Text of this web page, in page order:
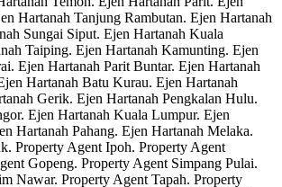
Hartanah Tanjung Rambutan. Ejen Hartanah
Sungai Siput. Ejen Hartanah Kuala
Taiping. Ejen Hartanah Kamunting. Ejen
Ejen Hartanah Parit Buntar. Ejen Hartanah
Hartanah Batu Kurau. Ejen Hartanah
Gerik. Ejen Hartanah Pengkalan Hulu.
Ejen Hartanah Kuala Lumpur. Ejen
Hartanah Pahang. Ejen Hartanah Melaka.
Property Agent Ipoh. Property Agent
Gopeng. Property Agent Simpang Pulai.
Nawar. Property Agent Tapah. Property